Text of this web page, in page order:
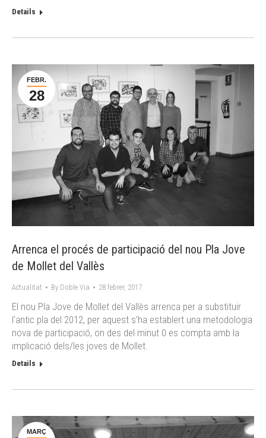
Details
FEBR.
28
Arrenca el procés de participació del nou Pla Jove
de Mollet del Vallès
Actualitat By Doble Via 28 febrer, 2017
El nou Pla Jove de Mollet del Vallès arrenca per a substituir
l’antic pla del 2012, per aquest s’ha establert una metodologia
nova de participació, on des del minut 0 es compta amb la
implicació dels/les joves de Mollet.
Details
MARÇ